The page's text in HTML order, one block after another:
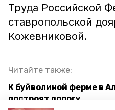
Труда Российской
ставропольской
Кожевниковой.
Читайте также:
К буйволиной ферме в
построят дорогу